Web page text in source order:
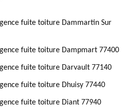
fuite toiture Dammartin Sur
fuite toiture Dampmart 77400
fuite toiture Darvault 77140
fuite toiture Dhuisy 77440
fuite toiture Diant 77940